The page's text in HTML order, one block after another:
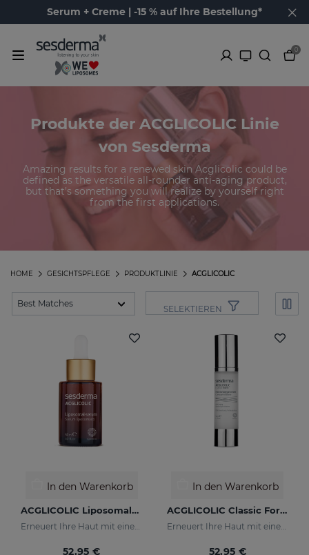
Serum + Creme | -15 % auf Ihre Bestellung*
0
Produkte der ACGLICOLIC Linie
von Sesderma
Amazing results for a renewed skin Acglicolic could be
defined as the versatile all-rounder anti-aging product,
but that’s something you will realize by yourself right
from the first applications.
ACGLICOLIC
PRODUKTLINIE
GESICHTSPFLEGE
HOME
SELEKTIEREN
In den Warenkorb
ACGLICOLIC Liposomales Serum
Erneuert Ihre Haut mit einer noch nie dagewesenen Wirksamkeit
52.95 €
In den Warenkorb
ACGLICOLIC Classic Forte Cremegel
Erneuert Ihre Haut mit einer noch nie dagewesenen Wirksamkeit
52.95 €